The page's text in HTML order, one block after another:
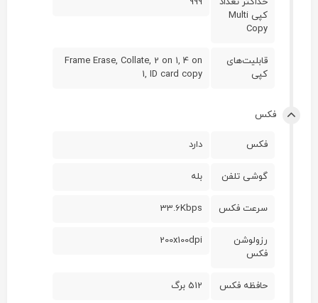
کپی Multi
Copy
قابلیت‌های
کپی
Frame Erase, Collate, 2 on 1, 4 on
1, ID card copy
فکس
فکس دارد
گوشی تلفن بله
سرعت فکس 33.6Kbps
رزولوشن
فکس
200x100dpi
حافظه فکس 512 برگ